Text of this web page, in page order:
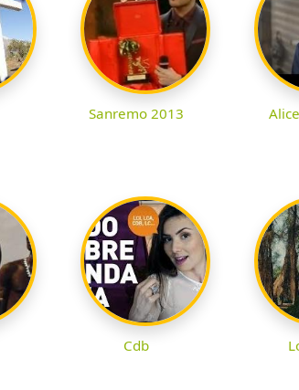
Sanremo 2013
Cdb